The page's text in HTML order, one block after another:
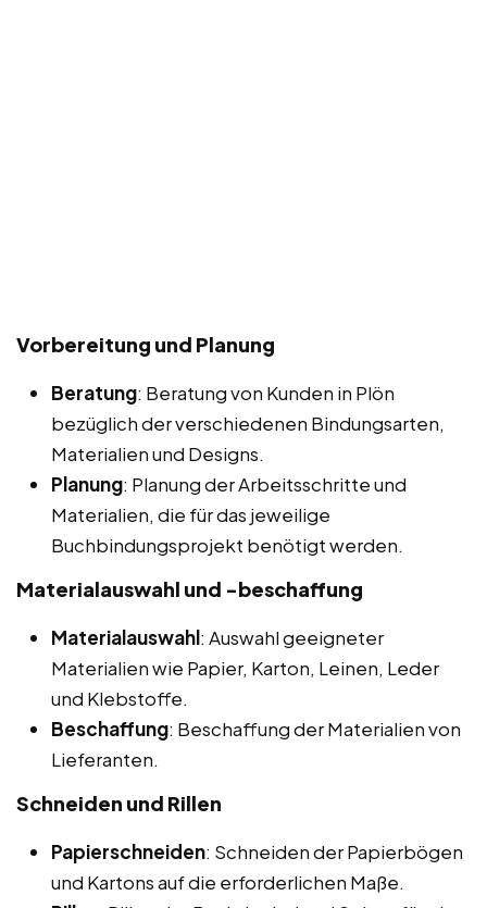
Vorbereitung und Planung
Beratung: Beratung von Kunden in Plön
bezüglich der verschiedenen Bindungsarten,
Materialien und Designs.
Planung: Planung der Arbeitsschritte und
Materialien, die für das jeweilige
Buchbindungsprojekt benötigt werden.
Materialauswahl und -beschaffung
Materialauswahl: Auswahl geeigneter
Materialien wie Papier, Karton, Leinen, Leder
und Klebstoffe.
Beschaffung: Beschaffung der Materialien von
Lieferanten.
Schneiden und Rillen
Papierschneiden: Schneiden der Papierbögen
und Kartons auf die erforderlichen Maße.